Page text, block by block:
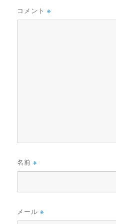
コメント※
名前※
メール※